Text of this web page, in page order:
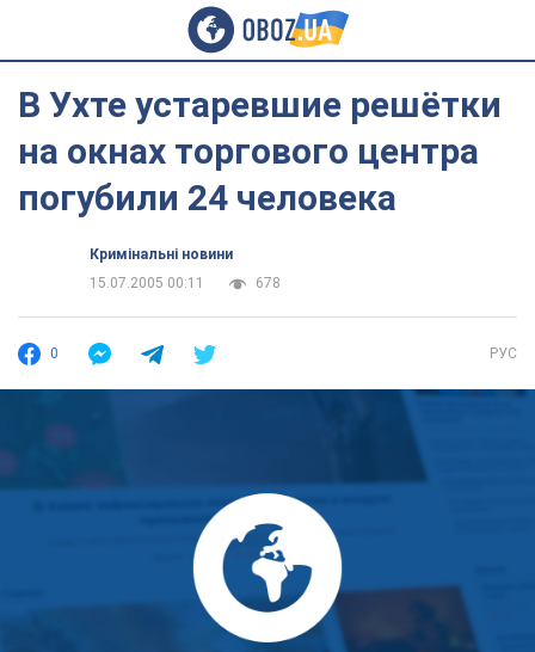
В Ухте устаревшие решётки
на окнах торгового центра
погубили 24 человека
Кримінальні новини
15.07.2005 00:11
678
0 РУС